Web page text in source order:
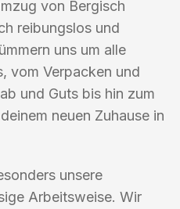
von Bergisch
reibungslos und
uns um alle
vom Verpacken und
und Guts bis hin zum
neuen Zuhause in
unsere
Arbeitsweise. Wir